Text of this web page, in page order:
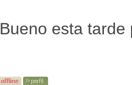
Bueno esta